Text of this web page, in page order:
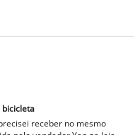
receber no mesmo